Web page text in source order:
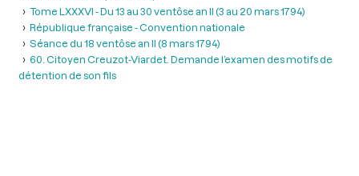
Tome LXXXVI - Du 13 au 30 ventôse an II (3 au 20 mars 1794)
République française - Convention nationale
Séance du 18 ventôse an II (8 mars 1794)
60. Citoyen Creuzot-Viardet. Demande l’examen des motifs de
détention de son fils